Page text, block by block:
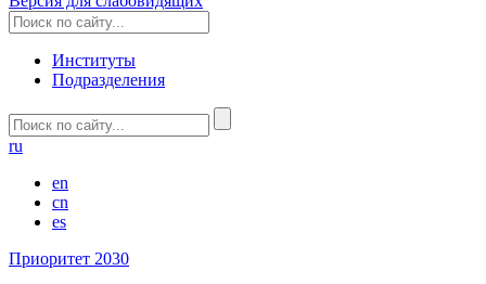
Институты
Подразделения
ru
en
cn
es
Приоритет 2030